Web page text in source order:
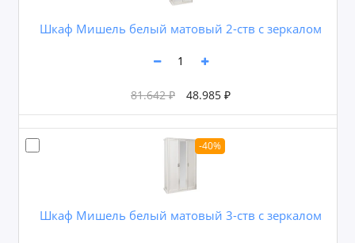
Шкаф Мишель белый матовый 2-ств с зеркалом
81.642 ₽ 48.985 ₽
-40%
Шкаф Мишель белый матовый 3-ств с зеркалом